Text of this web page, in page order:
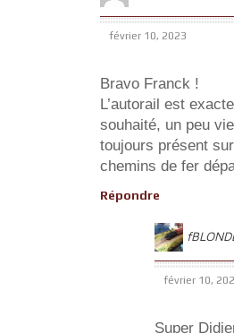
février 10, 2023
Bravo Franck !
L’autorail est
souhaité, un peu
toujours présent
chemins de fer
Répondre
février 10,
Super